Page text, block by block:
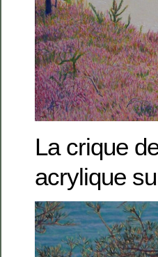
La crique
acrylique